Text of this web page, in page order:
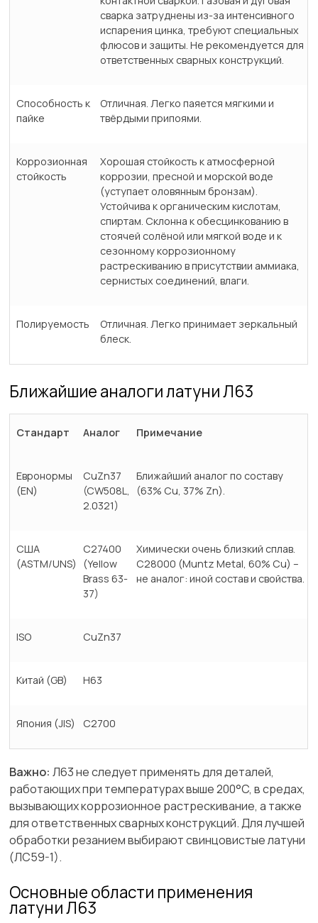
сварка затруднены из-за интенсивного
испарения цинка, требуют специальных
флюсов и защиты. Не рекомендуется для
ответственных сварных конструкций.
Способность к
пайке
Отличная. Легко паяется мягкими и
твёрдыми припоями.
Коррозионная
стойкость
Хорошая стойкость к атмосферной
коррозии, пресной и морской воде
(уступает оловянным бронзам).
Устойчива к органическим кислотам,
спиртам. Склонна к обесцинкованию в
стоячей солёной или мягкой воде и к
сезонному коррозионному
растрескиванию в присутствии аммиака,
сернистых соединений, влаги.
Полируемость
Отличная. Легко принимает зеркальный
блеск.
Ближайшие аналоги латуни Л63
Стандарт Аналог Примечание
Евронормы
(EN)
CuZn37
(CW508L,
2.0321)
Ближайший аналог по составу
(63% Cu, 37% Zn).
США
(ASTM/UNS)
C27400
(Yellow
Brass 63-
37)
Химически очень близкий сплав.
C28000 (Muntz Metal, 60% Cu) –
не аналог: иной состав и свойства.
ISO CuZn37
Китай (GB) H63
Япония (JIS) C2700
Важно:Л63 не следует применять для деталей,
работающих при температурах выше 200°C, в средах,
вызывающих коррозионное растрескивание, а также
для ответственных сварных конструкций. Для лучшей
обработки резанием выбирают свинцовистые латуни
(ЛС59-1).
Основные области применения
латуни Л63